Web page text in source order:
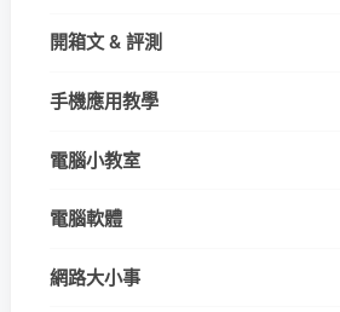
開箱文 & 評測
手機應用教學
電腦小教室
電腦軟體
網路大小事